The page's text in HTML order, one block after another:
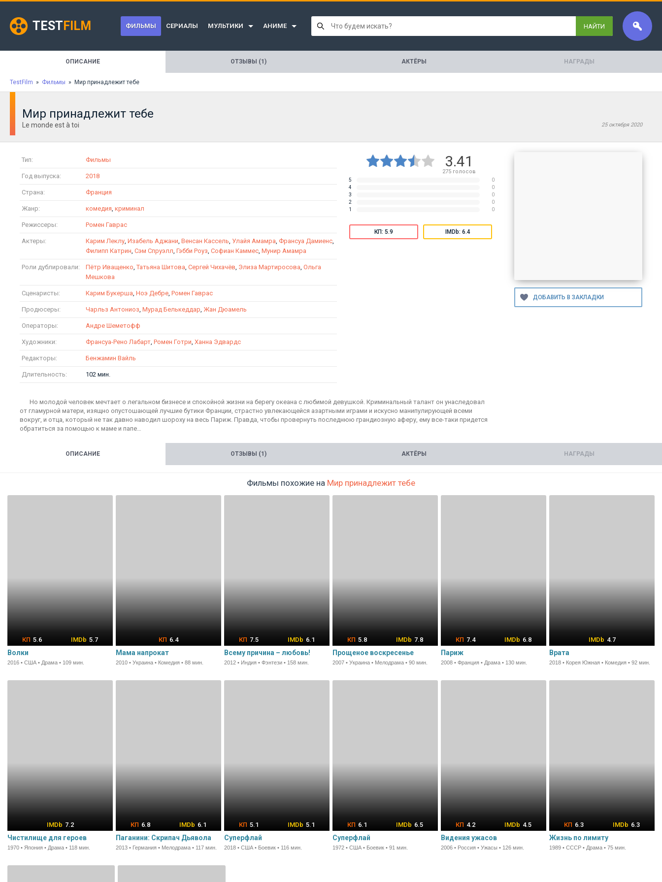
TEST FILM ФИЛЬМЫ СЕРИАЛЫ МУЛЬТИКИ АНИМЕ НАЙТИ
ОПИСАНИЕ ОТЗЫВЫ (1) АКТЁРЫ НАГРАДЫ
TestFilm » Фильмы » Мир принадлежит тебе
Мир принадлежит тебе
Le monde est à toi 25 октября 2020
Тип: Фильмы
Год выпуска: 2018
Страна: Франция
Жанр: комедия, криминал
Режиссеры: Ромен Гаврас
Актеры: Карим Леклу, Изабель Аджани, Венсан Кассель, Улайя Амамра, Франсуа Дамиенс,
Филипп Катрин, Сэм Спруэлл, Гэбби Роуз, Софиан Каммес, Мунир Амамра
Роли дублировали: Пётр Иващенко,Татьяна Шитова, Сергей Чихачёв, Элиза Мартиросова, Ольга
Мешкова
Сценаристы: Карим Букерша, Ноэ Дебре, Ромен Гаврас
Продюсеры: Чарльз Антониоз, Мурад Белькеддар, Жан Дюамель
Операторы: Андре Шеметофф
Художники: Франсуа-Рено Лабарт, Ромен Готри, Ханна Эдвардс
Редакторы: Бенжамин Вайль
Длительность: 102 мин.
3.41
275голосов
5
0
4
0
3
0
2
0
1
0
КП: 5.9 IMDb: 6.4
Но молодой человек мечтает о легальном бизнесе и спокойной жизни на берегу океана с любимой девушкой. Криминальный талант он унаследовал
от гламурной матери, изящно опустошающей лучшие бутики Франции, страстно увлекающейся азартными играми и искусно манипулирующей всеми
вокруг, и отца, который не так давно наводил шороху на весь Париж. Правда, чтобы провернуть последнюю грандиозную аферу, ему все-таки придется
обратиться за помощью к маме и папе…
ОПИСАНИЕ ОТЗЫВЫ (1) АКТЁРЫ НАГРАДЫ
Фильмы похожие на Мир принадлежит тебе
5.6 5.7
Волки
2016 • США • Драма • 109 мин.
6.4
Мама напрокат
2010 • Украина • Комедия • 88 мин.
7.5 6.1
Всему причина – любовь!
2012 • Индия • Фэнтези • 158 мин.
5.8 7.8
Прощеное воскресенье
2007 • Украина • Мелодрама • 90 мин.
7.4 6.8
Париж
2008 • Франция • Драма • 130 мин.
4.7
Врата
2018 • Корея Южная • Комедия • 92 мин.
7.2
Чистилище для героев
1970 • Япония • Драма • 118 мин.
6.8 6.1
Паганини: Скрипач Дьявола
2013 • Германия • Мелодрама • 117 мин.
5.1 5.1
Суперфлай
2018 • США • Боевик • 116 мин.
6.1 6.5
Суперфлай
1972 • США • Боевик • 91 мин.
4.2 4.5
Видения ужасов
2006 • Россия • Ужасы • 126 мин.
6.3 6.3
Жизнь по лимиту
1989 • СССР • Драма • 75 мин.